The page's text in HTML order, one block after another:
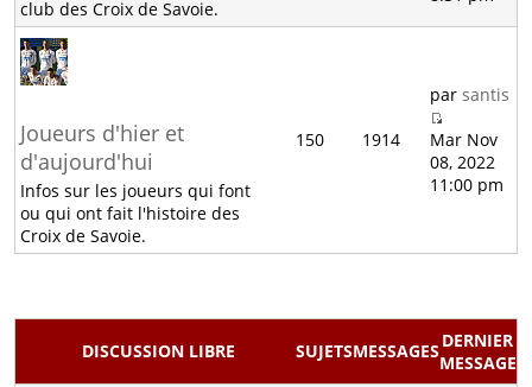
club des Croix de Savoie.
Joueurs d'hier et
d'aujourd'hui
Infos sur les joueurs qui font
ou qui ont fait l'histoire des
Croix de Savoie.
150 1914
parsantis
Mar Nov
08, 2022
11:00 pm
DISCUSSION LIBRE SUJETSMESSAGES DERNIER
MESSAGE